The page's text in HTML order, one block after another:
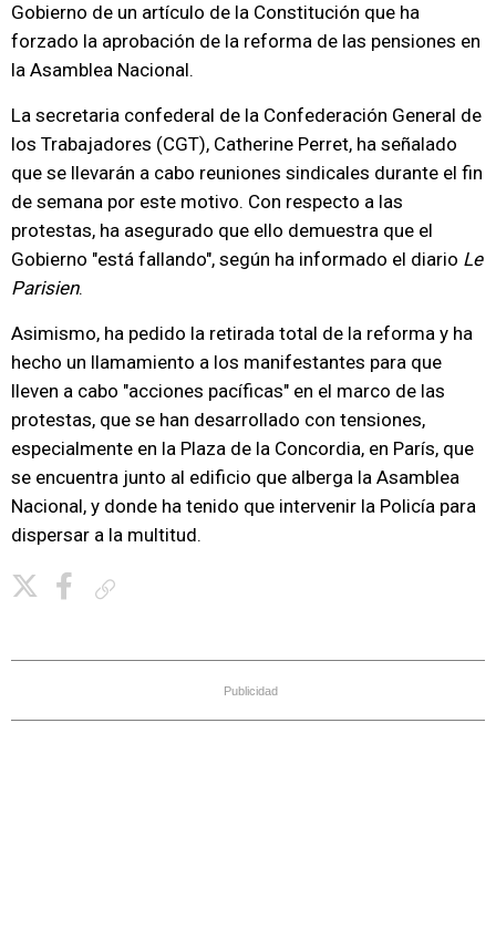
Gobierno de un artículo de la Constitución que ha
forzado la aprobación de la reforma de las pensiones en
la Asamblea Nacional.
La secretaria confederal de la Confederación General de
los Trabajadores (CGT), Catherine Perret, ha señalado
que se llevarán a cabo reuniones sindicales durante el fin
de semana por este motivo. Con respecto a las
protestas, ha asegurado que ello demuestra que el
Gobierno "está fallando", según ha informado el diario Le
Parisien.
Asimismo, ha pedido la retirada total de la reforma y ha
hecho un llamamiento a los manifestantes para que
lleven a cabo "acciones pacíficas" en el marco de las
protestas, que se han desarrollado con tensiones,
especialmente en la Plaza de la Concordia, en París, que
se encuentra junto al edificio que alberga la Asamblea
Nacional, y donde ha tenido que intervenir la Policía para
dispersar a la multitud.
Publicidad